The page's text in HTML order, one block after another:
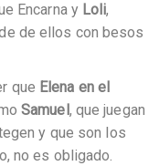
Encarna y Loli,
de ellos con besos
que Elena en el
Samuel, que juegan
y que son los
no es obligado.